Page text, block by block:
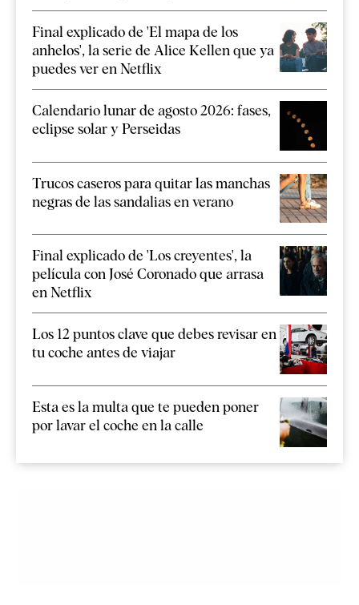
Final explicado de 'El mapa de los
anhelos', la serie de Alice Kellen que ya
puedes ver en Netflix
Calendario lunar de agosto 2026: fases,
eclipse solar y Perseidas
Trucos caseros para quitar las manchas
negras de las sandalias en verano
Final explicado de 'Los creyentes', la
película con José Coronado que arrasa
en Netflix
Los 12 puntos clave que debes revisar en
tu coche antes de viajar
Esta es la multa que te pueden poner
por lavar el coche en la calle